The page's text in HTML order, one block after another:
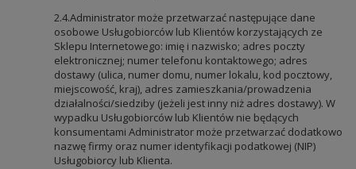
2.4.Administrator może przetwarzać następujące dane
osobowe Usługobiorców lub Klientów korzystających ze
Sklepu Internetowego: imię i nazwisko; adres poczty
elektronicznej; numer telefonu kontaktowego; adres
dostawy (ulica, numer domu, numer lokalu, kod pocztowy,
miejscowość, kraj), adres zamieszkania/prowadzenia
działalności/siedziby (jeżeli jest inny niż adres dostawy). W
wypadku Usługobiorców lub Klientów nie będących
konsumentami Administrator może przetwarzać dodatkowo
nazwę firmy oraz numer identyfikacji podatkowej (NIP)
Usługobiorcy lub Klienta.